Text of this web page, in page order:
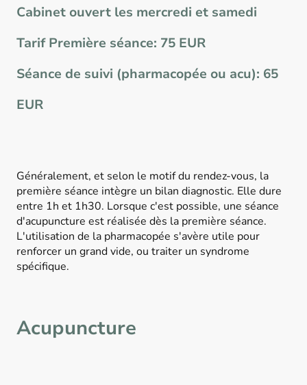
Cabinet ouvert les mercredi et samedi
Tarif Première séance: 75 EUR
Séance de suivi (pharmacopée ou acu): 65
EUR
Généralement, et selon le motif du rendez-vous, la
première séance intègre un bilan diagnostic. Elle dure
entre 1h et 1h30. Lorsque c'est possible, une séance
d'acupuncture est réalisée dès la première séance.
L'utilisation de la pharmacopée s'avère utile pour
renforcer un grand vide, ou traiter un syndrome
spécifique.
Acupuncture